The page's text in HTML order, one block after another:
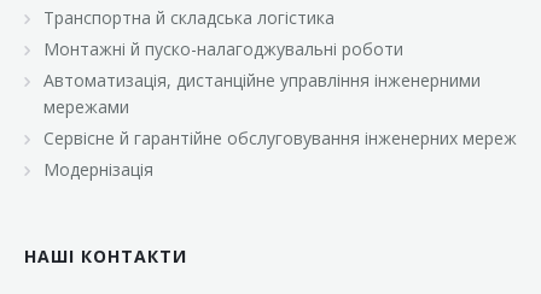
«Малинка»
«Марс»
«Оптовичок»
«Свіжачок»
Транспортна й складська логістика
Монтажні й пуско-налагоджувальні роботи
Автоматизація, дистанційне управління інженерними
мережами
Сервісне й гарантійне обслуговування інженерних мереж
Модернізація
НАШІ КОНТАКТИ